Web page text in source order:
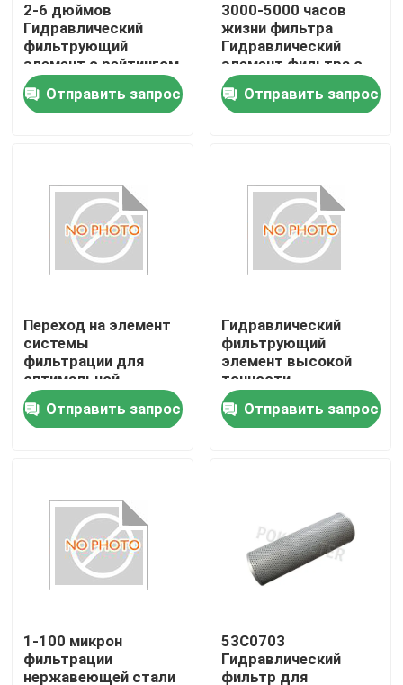
Видео
2-6 дюймов
Гидравлический
фильтрующий
элемент с рейтингом
фильтрации 1-100
микрон
Отправить запрос
3000-5000 часов
жизни фильтра
Гидравлический
элемент фильтра с
эффективностью
99,99% и
стекловолокна
Отправить запрос
Переход на элемент
системы
фильтрации для
оптимальной
эффективности
фильтрации Поток
фильтрации 10-100
Отправить запрос
Гидравлический
фильтрующий
элемент высокой
точности
фильтрации для
гидравлических
применений
Отправить запрос
1-100 микрон
фильтрации
нержавеющей стали
53C0703
Гидравлический
фильтр для